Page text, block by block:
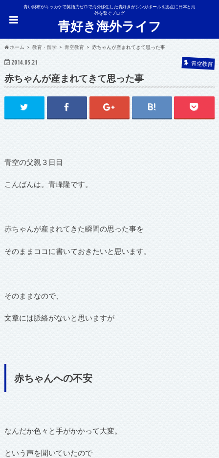
青い財布がキッカケで英語力ゼロで海外移住した青好きがシンガポールを拠点に日本と海
外を繋ぐブログ
青好き海外ライフ
ホーム 教育・留学 青空教育 赤ちゃんが産まれてきて思った事
2014.05.21 青空教育
赤ちゃんが産まれてきて思った事
青空の父親３日目
こんばんは。青峰隆です。
赤ちゃんが産まれてきた瞬間の思った事を
そのままココに書いておきたいと思います。
そのままなので、
文章には脈絡がないと思いますが
赤ちゃんへの不安
なんだか色々と手がかかって大変。
という声を聞いていたので